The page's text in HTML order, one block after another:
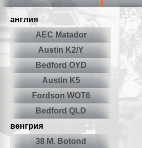
англия
AEC Matador
Austin K2/Y
Bedford OYD
Austin K5
Fordson WOT6
Bedford QLD
венгрия
38 M. Botond